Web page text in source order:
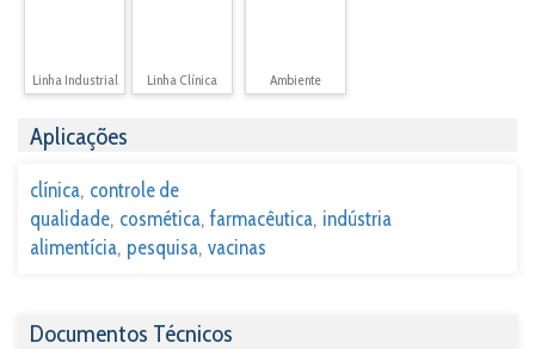
Linha Industrial Linha Clínica Ambiente
Aplicações
clínica controle de
qualidade cosmética farmacêutica indústria
alimentícia pesquisa vacinas
Documentos Técnicos